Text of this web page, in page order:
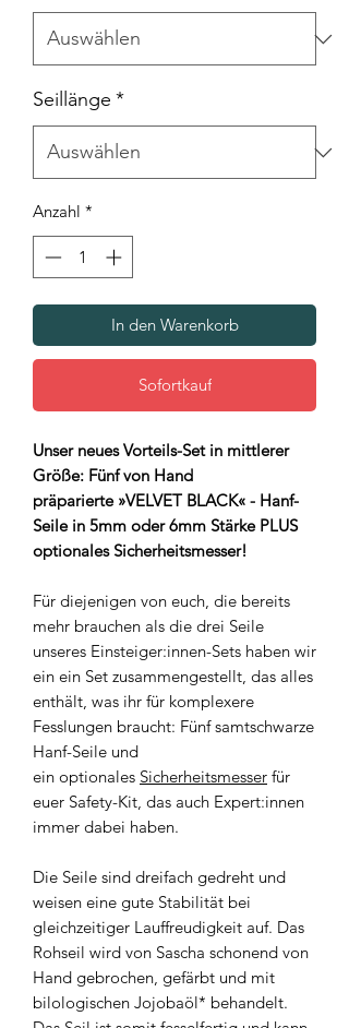
Seillänge *
Anzahl *
In den Warenkorb
Sofortkauf
Unser neues Vorteils-Set in mittlerer
Größe: Fünf von Hand
präparierte »VELVET BLACK« - Hanf-
Seile in 5mm oder 6mm Stärke PLUS
optionales Sicherheitsmesser!
Für diejenigen von euch, die bereits
mehr brauchen als die drei Seile
unseres Einsteiger:innen-Sets haben wir
ein ein Set zusammengestellt, das alles
enthält, was ihr für komplexere
Fesslungen braucht: Fünf samtschwarze
Hanf-Seile und
ein optionales Sicherheitsmesser für
euer Safety-Kit, das auch Expert:innen
immer dabei haben.
Die Seile sind dreifach gedreht und
weisen eine gute Stabilität bei
gleichzeitiger Lauffreudigkeit auf. Das
Rohseil wird von Sascha schonend von
Hand gebrochen, gefärbt und mit
bilologischen Jojobaöl* behandelt.